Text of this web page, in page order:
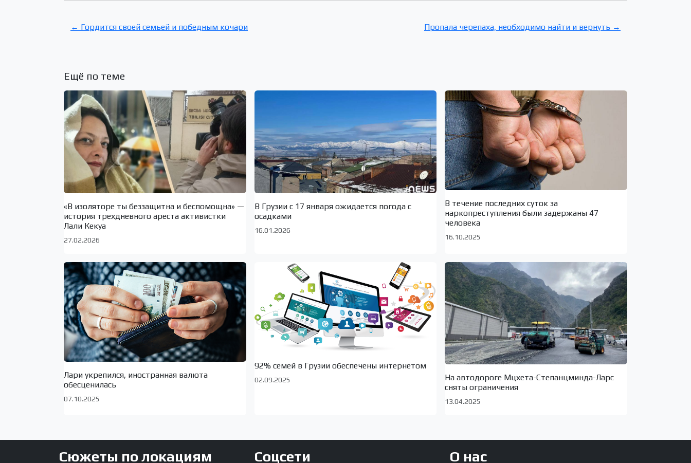
← Гордится своей семьей и победным кочари Пропала черепаха, необходимо найти и вернуть →
Ещё по теме
«В изоляторе ты беззащитна и беспомощна» —
история трехдневного ареста активистки
Лали Кекуа
27.02.2026
В Грузии с 17 января ожидается погода с
осадками
16.01.2026
В течение последних суток за
наркопреступления были задержаны 47
человека
16.10.2025
Лари укрепился, иностранная валюта
обесценилась
07.10.2025
92% семей в Грузии обеспечены интернетом
02.09.2025
На автодороге Мцхета-Степанцминда-Ларс
сняты ограничения
13.04.2025
Сюжеты по локациям Соцсети О нас